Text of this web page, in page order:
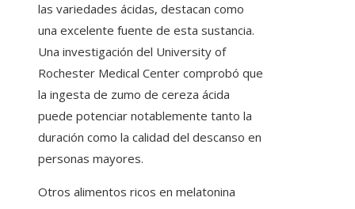
las variedades ácidas, destacan como
una excelente fuente de esta sustancia.
Una investigación del University of
Rochester Medical Center comprobó que
la ingesta de zumo de cereza ácida
puede potenciar notablemente tanto la
duración como la calidad del descanso en
personas mayores.
Otros alimentos ricos en melatonina